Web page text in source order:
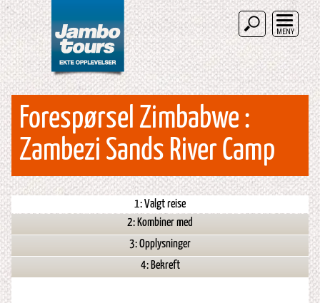
MENY
Forespørsel Zimbabwe :
Zambezi Sands River Camp
1: Valgt reise
2: Kombiner med
3: Opplysninger
4: Bekreft